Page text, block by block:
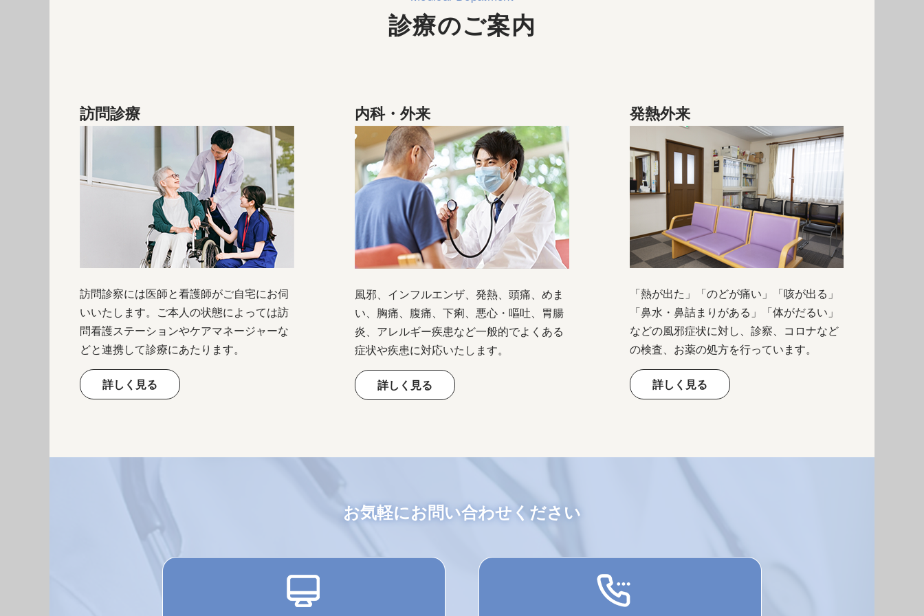
診療のご案内
訪問診療
訪問診察には医師と看護師がご自宅にお伺
いいたします。ご本人の状態によっては訪
問看護ステーションやケアマネージャーな
どと連携して診療にあたります。
詳しく見る
内科・外来
風邪、インフルエンザ、発熱、頭痛、めま
い、胸痛、腹痛、下痢、悪心・嘔吐、胃腸
炎、アレルギー疾患など一般的でよくある
症状や疾患に対応いたします。
詳しく見る
発熱外来
「熱が出た」「のどが痛い」「咳が出る」
「鼻水・鼻詰まりがある」「体がだるい」
などの風邪症状に対し、診察、コロナなど
の検査、お薬の処方を行っています。
詳しく見る
お気軽にお問い合わせください